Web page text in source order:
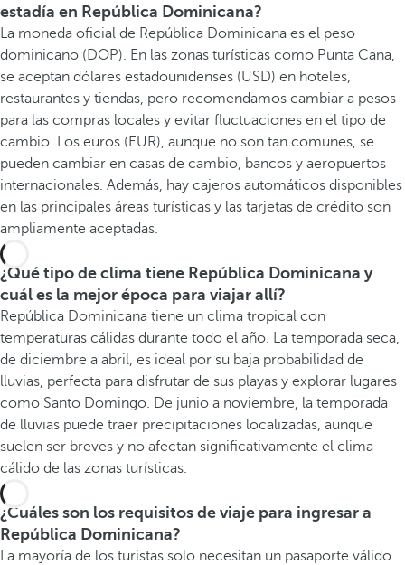
estadía en República Dominicana?
La moneda oficial de República Dominicana es el peso
dominicano (DOP). En las zonas turísticas como Punta Cana,
se aceptan dólares estadounidenses (USD) en hoteles,
restaurantes y tiendas, pero recomendamos cambiar a pesos
para las compras locales y evitar fluctuaciones en el tipo de
cambio. Los euros (EUR), aunque no son tan comunes, se
pueden cambiar en casas de cambio, bancos y aeropuertos
internacionales. Además, hay cajeros automáticos disponibles
en las principales áreas turísticas y las tarjetas de crédito son
ampliamente aceptadas.
¿Qué tipo de clima tiene República Dominicana y
cuál es la mejor época para viajar allí?
República Dominicana tiene un clima tropical con
temperaturas cálidas durante todo el año. La temporada seca,
de diciembre a abril, es ideal por su baja probabilidad de
lluvias, perfecta para disfrutar de sus playas y explorar lugares
como Santo Domingo. De junio a noviembre, la temporada
de lluvias puede traer precipitaciones localizadas, aunque
suelen ser breves y no afectan significativamente el clima
cálido de las zonas turísticas.
¿Cuáles son los requisitos de viaje para ingresar a
República Dominicana?
La mayoría de los turistas solo necesitan un pasaporte válido